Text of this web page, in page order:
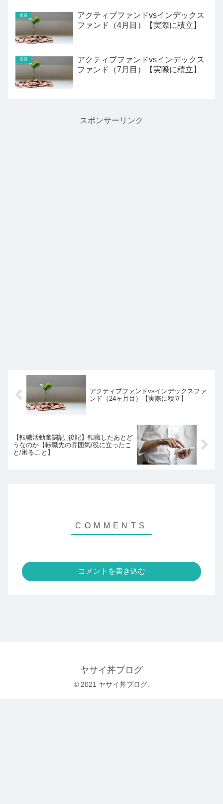
投資
アクティブファンドvsインデックス
ファンド（4月目）【実際に積立】
投資
アクティブファンドvsインデックス
ファンド（7月目）【実際に積立】
スポンサーリンク
アクティブファンドvsインデックスファ
ンド（24ヶ月目）【実際に積立】
【転職活動奮闘記_後記】転職したあとど
うなのか【転職先の雰囲気/役に立ったこ
と/困ること】
コメントを書き込む
ヤサイ丼ブログ
© 2021 ヤサイ丼ブログ.